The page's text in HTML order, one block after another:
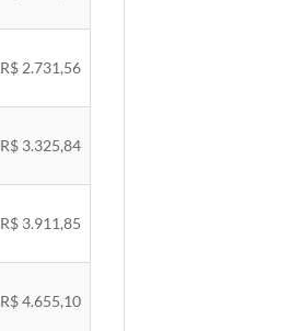
R$ 2.731,56
R$ 3.325,84
R$ 3.911,85
R$ 4.655,10